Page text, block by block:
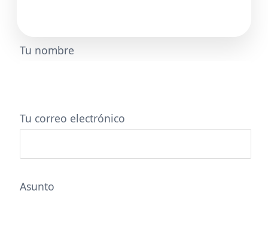
Tu nombre
Tu correo electrónico
Asunto